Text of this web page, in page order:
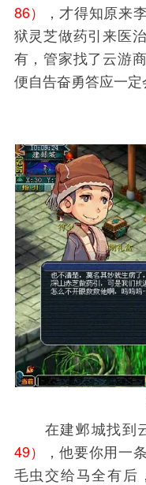
86）
，才得知原来
狱灵芝做药引来医
有，管家找了云游
便自告奋勇答应一定
在建邺城找到
49）
，他要你用一
毛虫交给马全有后